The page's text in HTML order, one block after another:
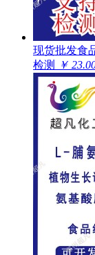
现货批发食
检测
￥